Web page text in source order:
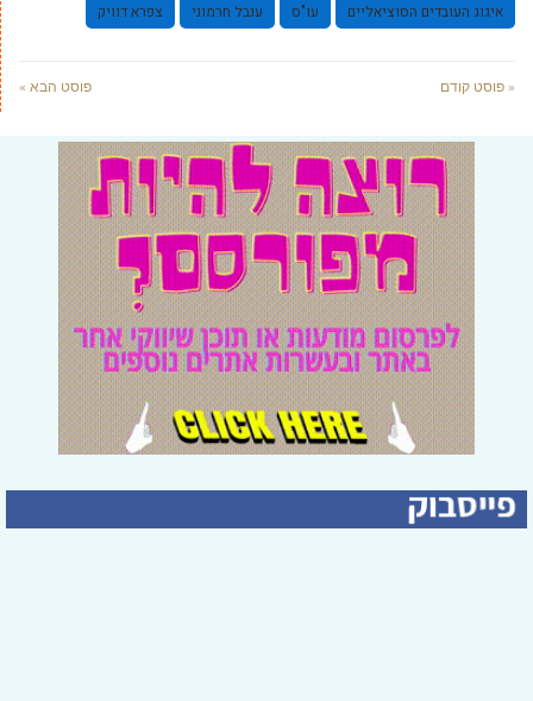
איגוג העובדים הסוציאליים עו"ס ענבל חרמוני צפרא דוויק
« פוסט קודם פוסט הבא »